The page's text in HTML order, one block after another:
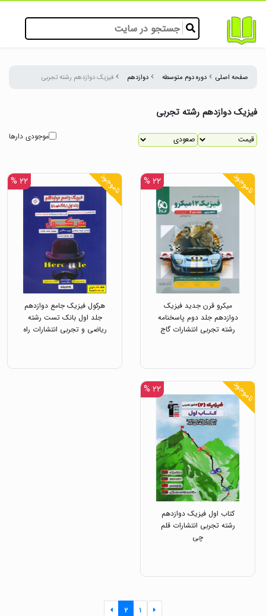
صفحه اصلی دوره دوم متوسطه دوازدهم فیزیک دوازدهم رشته تجربی
فیزیک دوازدهم رشته تجربی
موجودی دارها
ناموجود ۲۲ %
میکرو قرن جدید فیزیک
دوازدهم جلد دوم پاسخنامه
رشته تجربی انتشارات گاج
ناموجود ۲۲ %
هرکول فیزیک جامع دوازدهم
جلد اول بانک تست رشته
ریاضی و تجربی انتشارات راه
ناموجود ۲۲ %
کتاب اول فیزیک دوازدهم
رشته تجربی انتشارات قلم
چی
۱ ۲